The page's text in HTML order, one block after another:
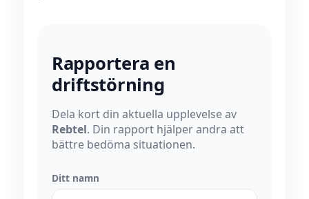
Rapportera en
driftstörning
Dela kort din aktuella upplevelse av
Rebtel. Din rapport hjälper andra att
bättre bedöma situationen.
Ditt namn